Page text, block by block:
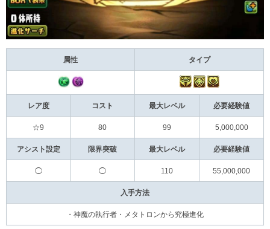
属性 タイプ
レア度 コスト 最大レベル 必要経験値
☆9 80 99 5,000,000
アシスト設定 限界突破 最大レベル 必要経験値
◯ ◯ 110 55,000,000
入手方法
・神魔の執行者・メタトロンから究極進化